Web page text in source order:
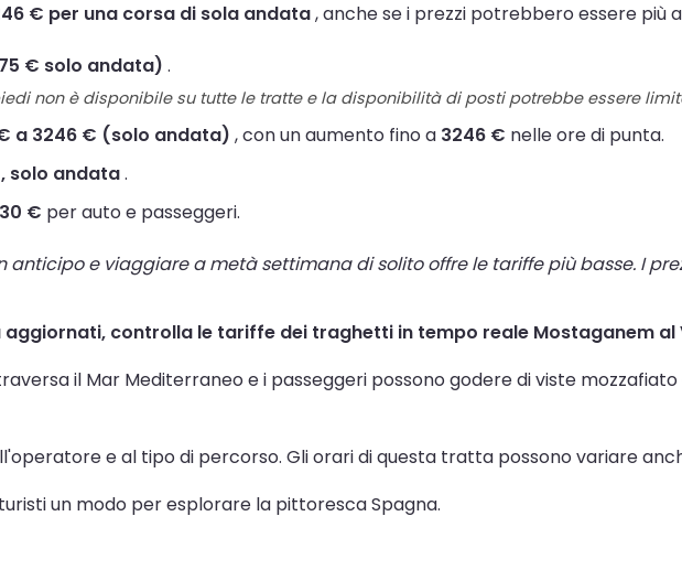
€ per una corsa di sola andata, anche se i prezzi potrebbero essere più
€ solo andata) .
non è disponibile su tutte le tratte e la disponibilità di posti potrebbe essere
a 3246 € (solo andata) , con un aumento fino a 3246 € nelle ore di punta.
solo andata.
€ per auto e passeggeri.
e viaggiare a metà settimana di solito offre le tariffe più basse. I
aggiornati, controlla le tariffe dei traghetti in tempo reale Mostaganem al
il Mar Mediterraneo e i passeggeri possono godere di viste
e al tipo di percorso. Gli orari di questa tratta possono variare
un modo per esplorare la pittoresca Spagna.